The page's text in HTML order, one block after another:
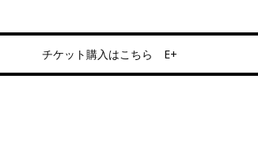
チケット購入はこちら E+